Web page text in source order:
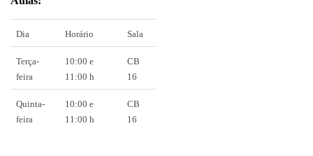
Dia Horário Sala
Terça-
feira
10:00 e
11:00 h
CB
16
Quinta-
feira
10:00 e
11:00 h
CB
16